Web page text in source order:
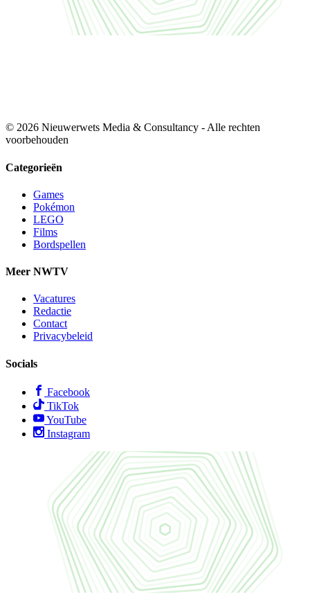
© 2026 Nieuwerwets Media & Consultancy - Alle rechten
voorbehouden
Categorieën
Games
Pokémon
LEGO
Films
Bordspellen
Meer NWTV
Vacatures
Redactie
Contact
Privacybeleid
Socials
Facebook
TikTok
YouTube
Instagram